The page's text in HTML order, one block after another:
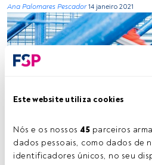
Este website utiliza cookies
Nós e os nossos 45 parceiros
dados pessoais, como dados de
identificadores únicos, no seu
Ana Palomares Pescador 14 janeiro 2021
Tempo de leitura: 4 min.